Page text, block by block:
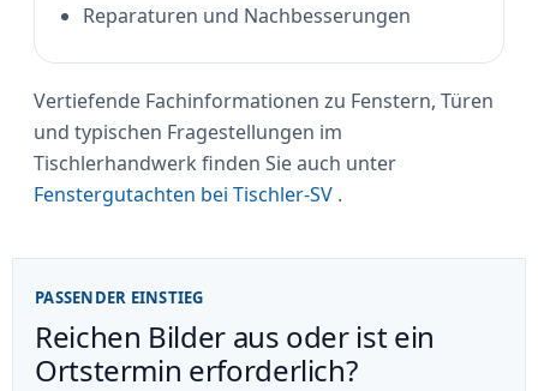
Reparaturen und Nachbesserungen
Vertiefende Fachinformationen zu Fenstern, Türen
und typischen Fragestellungen im
Tischlerhandwerk finden Sie auch unter
Fenstergutachten bei Tischler-SV .
PASSENDER EINSTIEG
Reichen Bilder aus oder ist ein
Ortstermin erforderlich?